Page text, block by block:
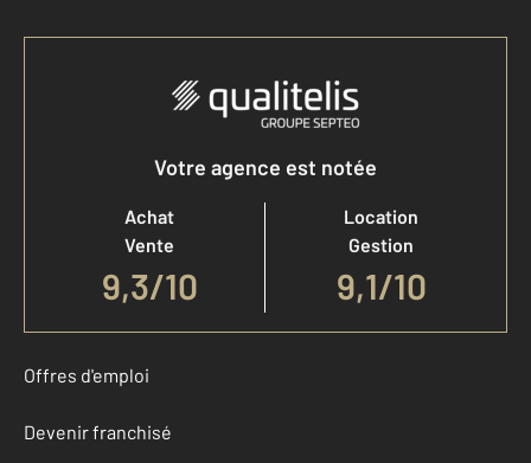
Votre agence est notée
Achat
Vente
9,3/10
Location
Gestion
9,1/10
Offres d'emploi
Devenir franchisé